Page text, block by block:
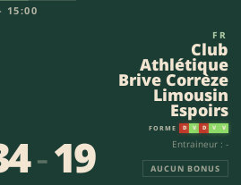
15:00
-19
FR
Club
Athlétique
Brive Corrèze
Limousin
Espoirs
FORME D V D V V
Entraineur : -
AUCUN BONUS